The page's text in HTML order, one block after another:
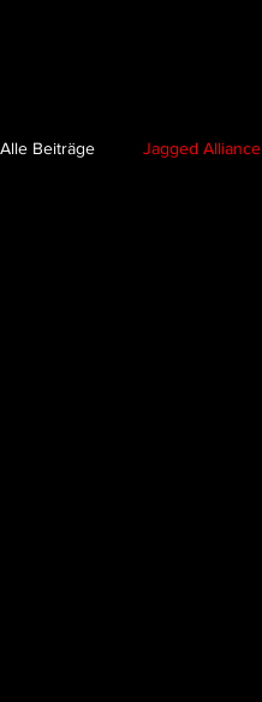
Alle Beiträge Jagged Alliance